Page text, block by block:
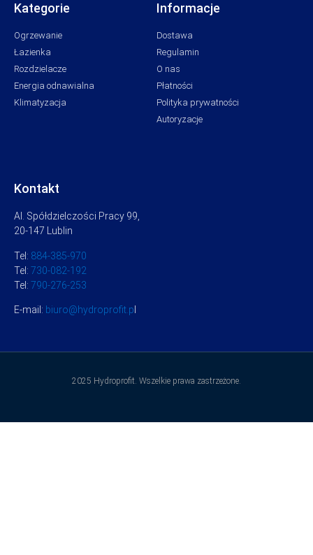
Kategorie
Ogrzewanie
Łazienka
Rozdzielacze
Energia odnawialna
Klimatyzacja
Informacje
Dostawa
Regulamin
O nas
Płatności
Polityka prywatności
Autoryzacje
Kontakt
Al. Spółdzielczości Pracy 99,
20-147 Lublin
Tel: 884-385-970
Tel: 730-082-192
Tel: 790-276-253
E-mail: biuro@hydroprofit.p
2025 Hydroprofit. Wszelkie prawa zastrzeżone.